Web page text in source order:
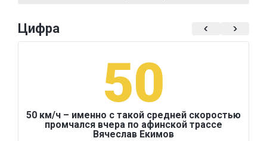
Цифра
50
50 км/ч – именно с такой средней скоростью
промчался вчера по афинской трассе
Вячеслав Екимов